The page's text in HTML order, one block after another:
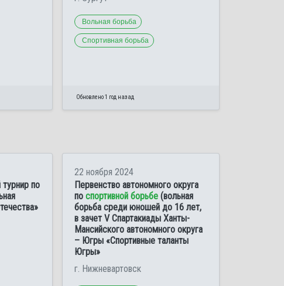
Вольная борьба
Спортивная борьба
Обновлено 1 год назад
по
22 ноября 2024
Первенство автономного округа
по спортивной борьбе (вольная
борьба среди юношей до 16 лет,
в зачет V Спартакиады Ханты-
Мансийского автономного округа
– Югры «Спортивные таланты
Югры»
г. Нижневартовск